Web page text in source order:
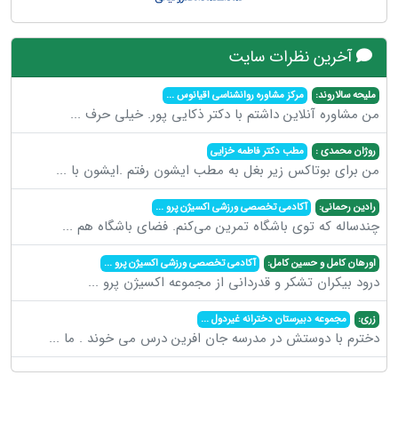
آخرین نظرات سایت
ملیحه سالاروند: مرکز مشاوره روانشناسی اقیانوس...
من مشاوره آنلاین داشتم با دکتر ذکایی پور. خیلی حرف ...
روژان محمدی : مطب دکتر فاطمه خزایی
من برای بوتاکس زیر بغل به مطب ایشون رفتم .ایشون با ...
رادین رحمانی: آکادمی تخصصی ورزشی اکسیژن پرو...
چندساله که توی باشگاه تمرین می‌کنم. فضای باشگاه هم ...
اورهان کامل و حسین کامل: آکادمی تخصصی ورزشی اکسیژن پرو...
درود بیکران تشکر و قدردانی از مجموعه اکسیژن پرو ...
زری: مجموعه دبیرستان دخترانه غیردول...
دخترم با دوستش در مدرسه جان افرین درس می خوند . ما ...